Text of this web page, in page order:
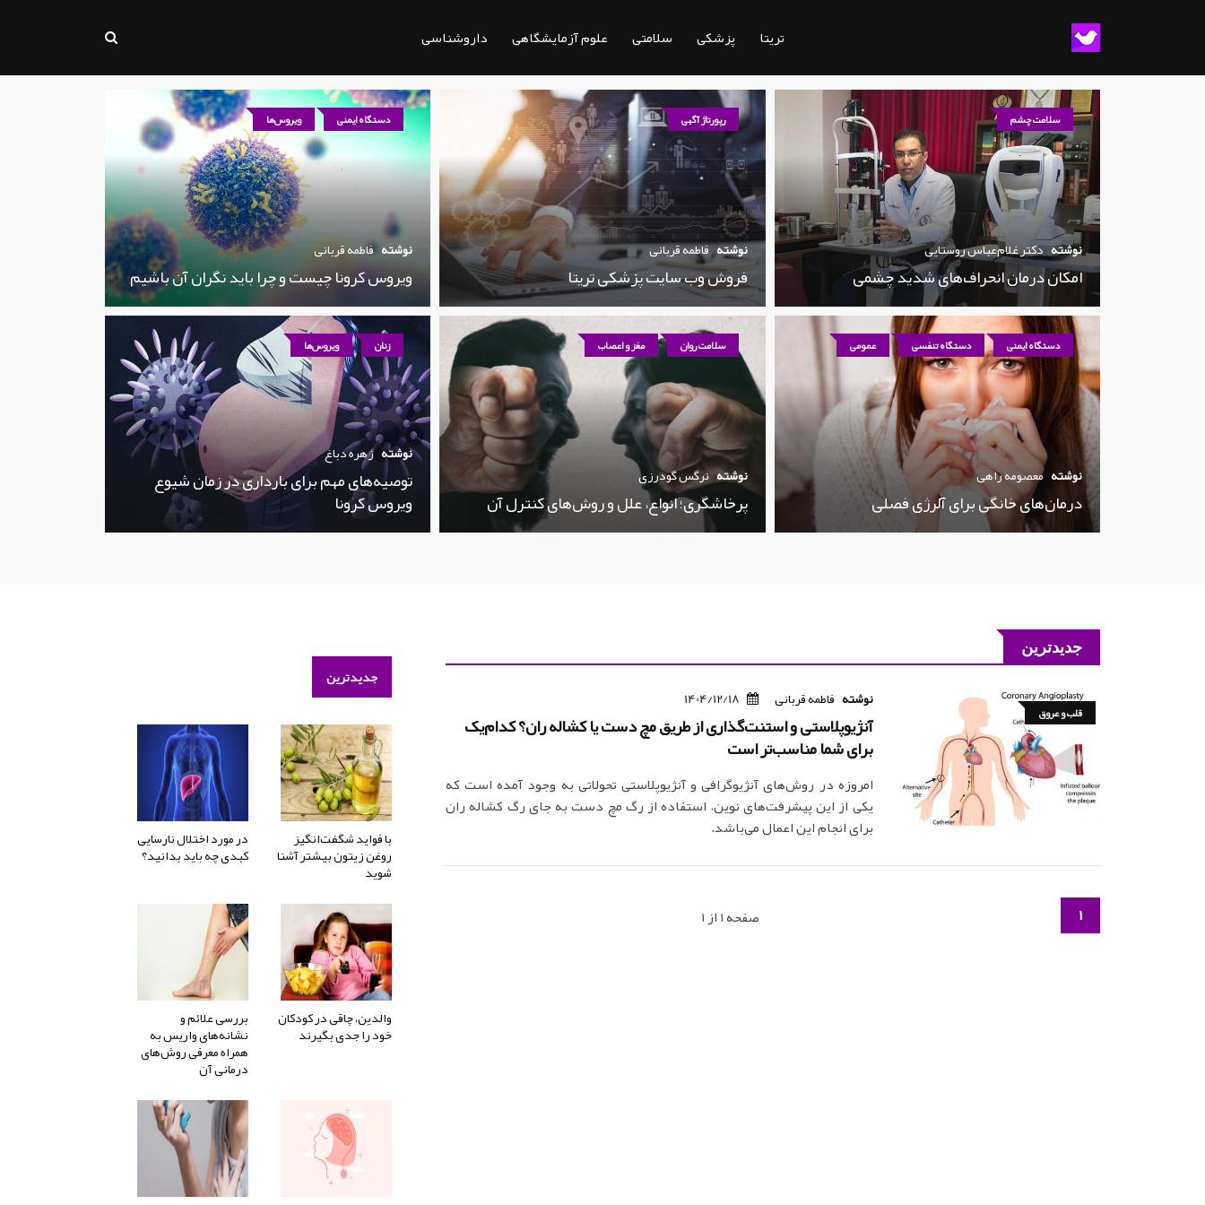
تریتا پزشکی سلامتی علوم آزمایشگاهی داروشناسی
سلامت چشم
نوشته دکتر غلام‌عباس روستایی
امکان درمان انحراف‌های شدید چشمی
رپورتاژ آگهی
نوشته فاطمه قربانی
فروش وب سایت پزشکی تریتا
دستگاه ایمنی ویروس‌ها
نوشته فاطمه قربانی
ویروس کرونا چیست و چرا باید نگران آن باشیم
دستگاه ایمنی دستگاه تنفسی عمومی
نوشته معصومه راهی
درمان‌های خانگی برای آلرژی فصلی
سلامت روان مغز و اعصاب
نوشته نرگس گودرزی
پرخاشگری؛ انواع، علل و روش‌های کنترل آن
زنان ویروس‌ها
نوشته زهره دباغ
توصیه‌های مهم برای بارداری در زمان شیوع
ویروس کرونا
جدیدترین
قلب و عروق
نوشته فاطمه قربانی 1404/12/18
آنژیوپلاستی و استنت‌گذاری از طریق مچ دست یا کشاله ران؟ کدام‌یک
برای شما مناسب‌تر است
امروزه در روش‌های آنژیوگرافی و آنژیوپلاستی تحولاتی به وجود آمده است که
یکی از این پیشرفت‌های نوین، استفاده از رگ مچ دست به جای رگ کشاله ران
برای انجام این اعمال می‌باشد.
1 صفحه 1 از 1
جدیدترین
با فواید شگفت‌انگیز
روغن زیتون بیشتر آشنا
شوید
در مورد اختلال نارسایی
کبدی چه باید بدانید؟
والدین، چاقی در کودکان
خود را جدی بگیرند
بررسی علائم و
نشانه‌های واریس به
همراه معرفی روش‌های
درمانی آن